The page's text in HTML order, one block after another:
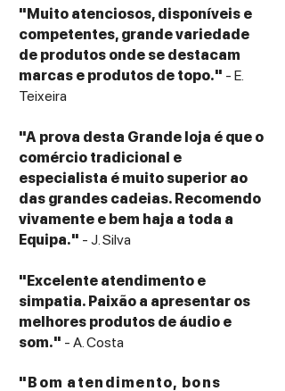
"Muito atenciosos, disponíveis e
competentes, grande variedade
de produtos onde se destacam
marcas e produtos de topo." - E.
Teixeira
"A prova desta Grande loja é que o
comércio tradicional e
especialista é muito superior ao
das grandes cadeias. Recomendo
vivamente e bem haja a toda a
Equipa." - J. Silva
"Excelente atendimento e
simpatia. Paixão a apresentar os
melhores produtos de áudio e
som." - A. Costa
"Bom atendimento, bons